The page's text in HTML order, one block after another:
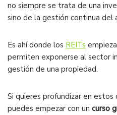
no siempre se trata de una
sino de la gestión continua del
Es ahí donde los REITs
permiten exponerse al sector
gestión de una propiedad.
Si quieres profundizar en estos
puedes empezar con un curso